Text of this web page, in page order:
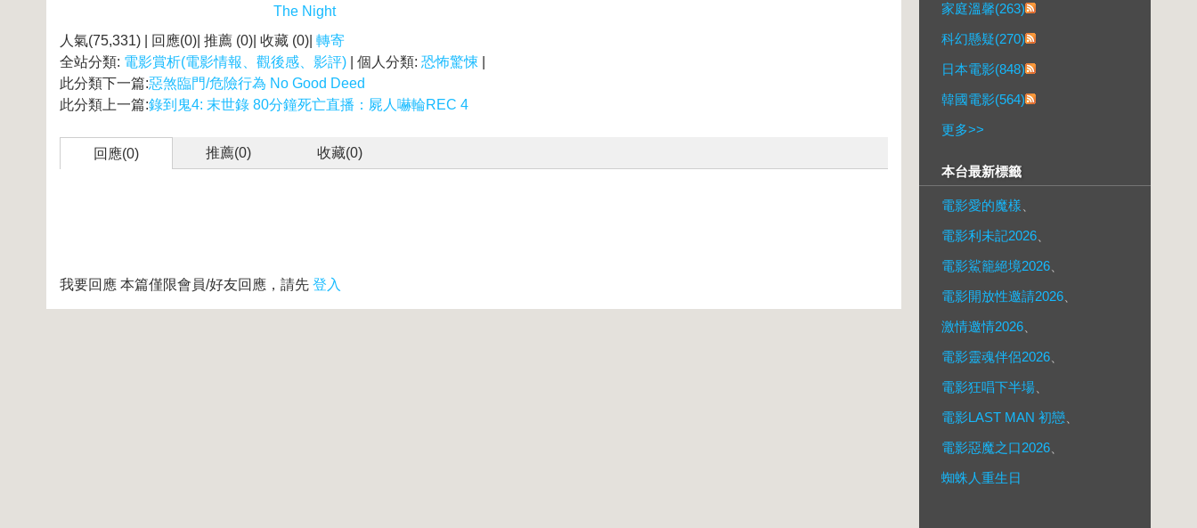
The Night
人氣(75,331) | 回應(0)| 推薦 (0)| 收藏 (0)| 轉寄
全站分類: 電影賞析(電影情報、觀後感、影評) | 個人分類: 恐怖驚悚
此分類下一篇:惡煞臨門/危險行為 No Good Deed
此分類上一篇:錄到鬼4: 末世錄 80分鐘死亡直播：屍人嚇輪REC 4
回應(0) 推薦(0) 收藏(0)
我要回應 本篇僅限會員/好友回應，請先 登入
家庭溫馨(263)
科幻懸疑(270)
日本電影(848)
韓國電影(564)
更多>>
本台最新標籤
電影愛的魔樣
電影利未記2026
電影鯊籠絕境2026
電影開放性邀請2026
激情邀情2026
電影靈魂伴侶2026
電影狂唱下半場
電影LAST MAN 初戀
電影惡魔之口2026
蜘蛛人重生日